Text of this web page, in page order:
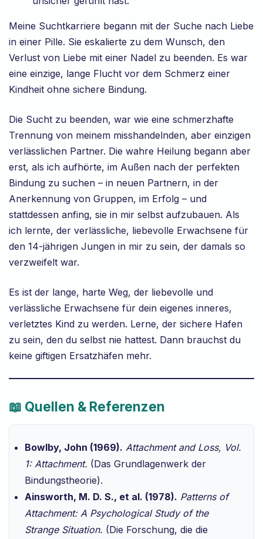
Meine Suchtkarriere begann mit der Suche nach Liebe
in einer Pille. Sie eskalierte zu dem Wunsch, den
Verlust von Liebe mit einer Nadel zu beenden. Es war
eine einzige, lange Flucht vor dem Schmerz einer
Kindheit ohne sichere Bindung.
Die Sucht zu beenden, war wie eine schmerzhafte
Trennung von meinem misshandelnden, aber einzigen
verlässlichen Partner. Die wahre Heilung begann aber
erst, als ich aufhörte, im Außen nach der perfekten
Bindung zu suchen – in neuen Partnern, in der
Anerkennung von Gruppen, im Erfolg – und
stattdessen anfing, sie in mir selbst aufzubauen. Als
ich lernte, der verlässliche, liebevolle Erwachsene für
den 14-jährigen Jungen in mir zu sein, der damals so
verzweifelt war.
Es ist der lange, harte Weg, der liebevolle und
verlässliche Erwachsene für dein eigenes inneres,
verletztes Kind zu werden. Lerne, der sichere Hafen
zu sein, den du selbst nie hattest. Dann brauchst du
keine giftigen Ersatzhäfen mehr.
📖 Quellen & Referenzen
Bowlby, John (1969). Attachment and Loss, Vol.
1: Attachment. (Das Grundlagenwerk der
Bindungstheorie).
Ainsworth, M. D. S., et al. (1978). Patterns of
Attachment: A Psychological Study of the
Strange Situation. (Die Forschung, die die